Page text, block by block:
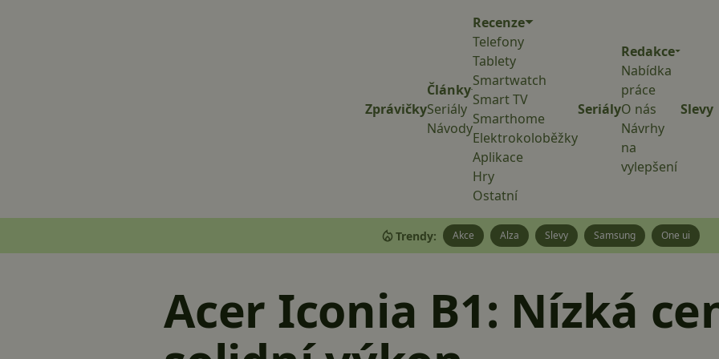
Zprávičky
Články
Seriály
Návody
Recenze
Telefony
Tablety
Smartwatch
Smart TV
Smarthome
Elektrokoloběžky
Aplikace
Hry
Ostatní
Seriály
Redakce
Nabídka
práce
O nás
Návrhy
na
vylepšení
Slevy
Trendy: Akce Alza Slevy Samsung One ui
Acer Iconia B1: Nízká